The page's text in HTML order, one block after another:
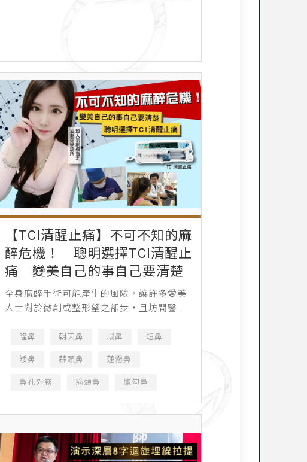
【TCI清醒止痛】不可不知的麻
醉危機！ 聰明選擇TCI清醒止
痛 變美自己的事自己要清楚
全身麻醉手術可能產生的風險，讓許多愛美
人士對於微創或整形望之卻步，且坊間醫美
紛頻傳，加上新聞媒體大肆渲染，使原本想
隆鼻 朝天鼻 塌鼻 短鼻
矮鼻 蒜頭鼻 蓮霧鼻
鼻孔外露 箭頭鼻 鷹勾鼻